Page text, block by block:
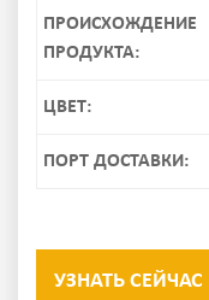
ПРОИСХОЖДЕНИЕ
ПРОДУКТА:
ЦВЕТ:
ПОРТ ДОСТАВКИ:
УЗНАТЬ СЕЙЧАС